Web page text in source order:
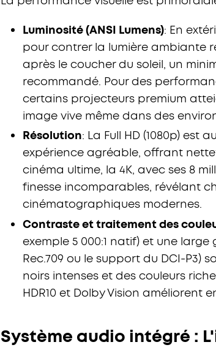
Luminosité (ANSI Lumens): En
pour contrer la lumière ambiante
après le coucher du soleil, un
recommandé. Pour des
certains projecteurs premium
image vive même dans des
Résolution: La Full HD (1080p)
expérience agréable, offrant
cinéma ultime, la 4K, avec ses 8
finesse incomparables, révélant
cinématographiques modernes.
Contraste et traitement des
exemple 5 000:1 natif) et une large
Rec.709 ou le support du DCI-
noirs intenses et des couleurs
HDR10 et Dolby Vision améliorent
Système audio intégré :